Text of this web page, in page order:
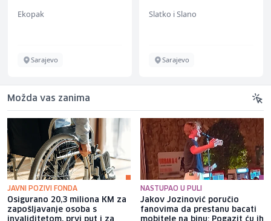
Ekopak
Sarajevo
Slatko i Slano
Sarajevo
Možda vas zanima
JAVNI POZIVI FONDA
Osigurano 20,3 miliona KM za
zapošljavanje osoba s
invaliditetom, prvi put i za
NASTUPAO U PULI
Jakov Jozinović poručio
fanovima da prestanu bacati
mobitele na binu: Pogazit ću ih